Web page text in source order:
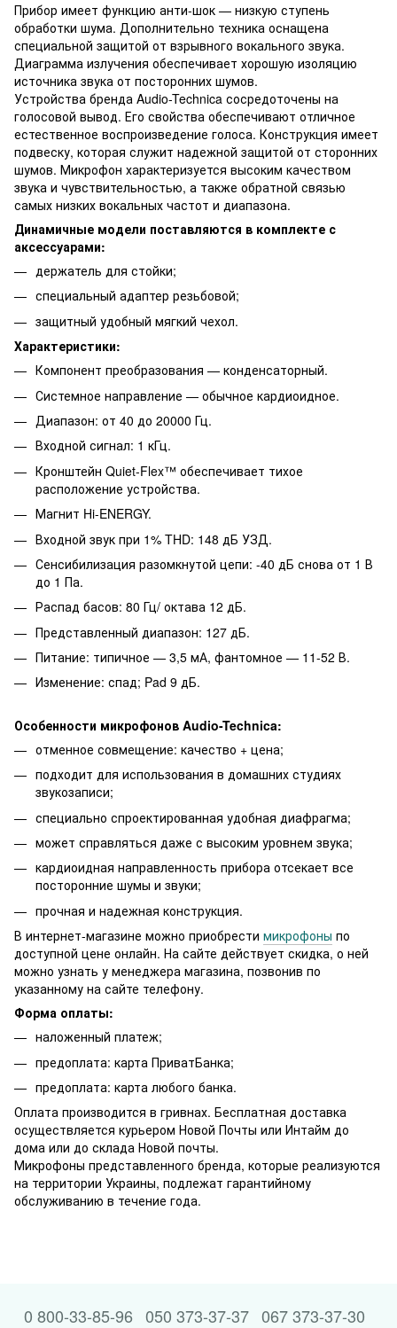
Прибор имеет функцию анти-шок — низкую ступень
обработки шума. Дополнительно техника оснащена
специальной защитой от взрывного вокального звука.
Диаграмма излучения обеспечивает хорошую изоляцию
источника звука от посторонних шумов.
Устройства бренда Audio-Technica сосредоточены на
голосовой вывод. Его свойства обеспечивают отличное
естественное воспроизведение голоса. Конструкция имеет
подвеску, которая служит надежной защитой от сторонних
шумов. Микрофон характеризуется высоким качеством
звука и чувствительностью, а также обратной связью
самых низких вокальных частот и диапазона.
Динамичные модели поставляются в комплекте с
аксессуарами:
держатель для стойки;
специальный адаптер резьбовой;
защитный удобный мягкий чехол.
Характеристики:
Компонент преобразования — конденсаторный.
Системное направление — обычное кардиоидное.
Диапазон: от 40 до 20000 Гц.
Входной сигнал: 1 кГц.
Кронштейн Quiet-Flex™ обеспечивает тихое
расположение устройства.
Магнит Hi-ENERGY.
Входной звук при 1% THD: 148 дБ УЗД.
Сенсибилизация разомкнутой цепи: -40 дБ снова от 1 В
до 1 Па.
Распад басов: 80 Гц/ октава 12 дБ.
Представленный диапазон: 127 дБ.
Питание: типичное — 3,5 мА, фантомное — 11-52 В.
Изменение: спад; Pad 9 дБ.
Особенности микрофонов Audio-Technica:
отменное совмещение: качество + цена;
подходит для использования в домашних студиях
звукозаписи;
специально спроектированная удобная диафрагма;
может справляться даже с высоким уровнем звука;
кардиоидная направленность прибора отсекает все
посторонние шумы и звуки;
прочная и надежная конструкция.
В интернет-магазине можно приобрести микрофоны по
доступной цене онлайн. На сайте действует скидка, о ней
можно узнать у менеджера магазина, позвонив по
указанному на сайте телефону.
Форма оплаты:
наложенный платеж;
предоплата: карта ПриватБанка;
предоплата: карта любого банка.
Оплата производится в гривнах. Бесплатная доставка
осуществляется курьером Новой Почты или Интайм до
дома или до склада Новой почты.
Микрофоны представленного бренда, которые реализуются
на территории Украины, подлежат гарантийному
обслуживанию в течение года.
0 800-33-85-96 050 373-37-37 067 373-37-30